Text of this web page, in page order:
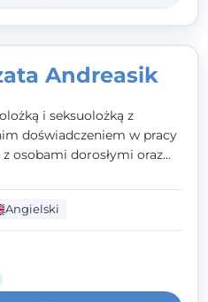
Andreasik
i seksuolożką z
doświadczeniem w pracy
osobami dorosłymi oraz
się w obszarze zdrowia
kryzysów życiowych i
Pracuję w języku
w podejściu
opartym na
klienta.
Angielski